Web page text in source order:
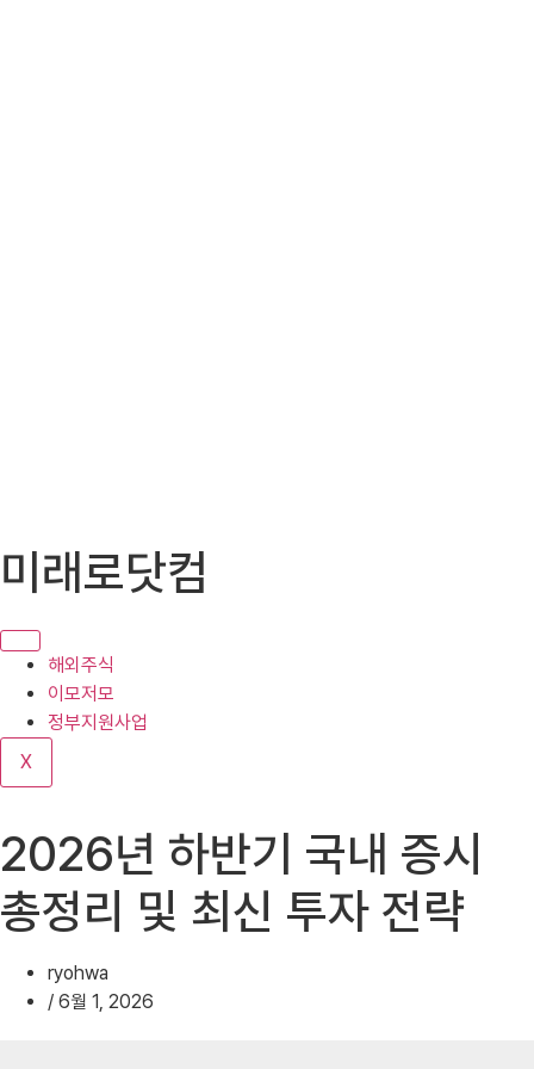
텐
로
기
미래로닷컴
해외주식
이모저모
정부지원사업
X
2026년 하반기 국내 증시
총정리 및 최신 투자 전략
ryohwa
/ 6월 1, 2026